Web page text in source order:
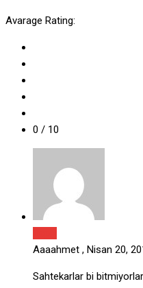
Avarage Rating:
0 / 10
Aaaahmet , Nisan 20,
Sahtekarlar bi